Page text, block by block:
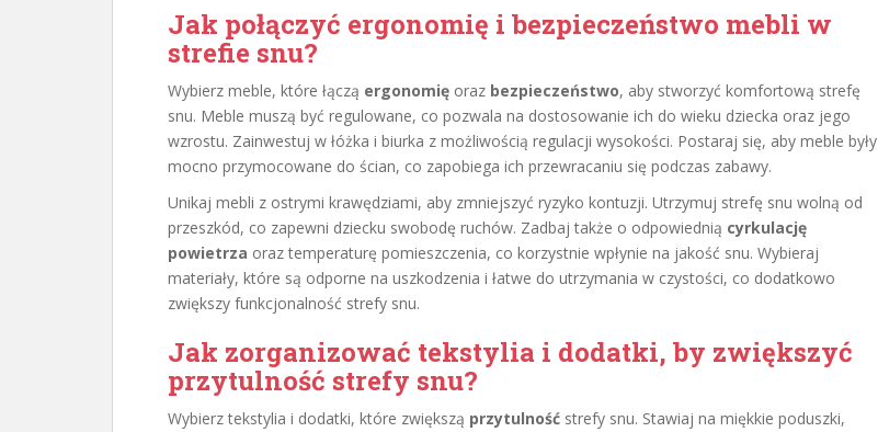
Jak połączyć ergonomię i bezpieczeństwo mebli w
strefie snu?
Wybierz meble, które łączą ergonomię oraz bezpieczeństwo, aby stworzyć komfortową strefę
snu. Meble muszą być regulowane, co pozwala na dostosowanie ich do wieku dziecka oraz jego
wzrostu. Zainwestuj w łóżka i biurka z możliwością regulacji wysokości. Postaraj się, aby meble były
mocno przymocowane do ścian, co zapobiega ich przewracaniu się podczas zabawy.
Unikaj mebli z ostrymi krawędziami, aby zmniejszyć ryzyko kontuzji. Utrzymuj strefę snu wolną od
przeszkód, co zapewni dziecku swobodę ruchów. Zadbaj także o odpowiednią cyrkulację
powietrza oraz temperaturę pomieszczenia, co korzystnie wpłynie na jakość snu. Wybieraj
materiały, które są odporne na uszkodzenia i łatwe do utrzymania w czystości, co dodatkowo
zwiększy funkcjonalność strefy snu.
Jak zorganizować tekstylia i dodatki, by zwiększyć
przytulność strefy snu?
Wybierz tekstylia i dodatki, które zwiększą przytulność strefy snu. Stawiaj na miękkie poduszki,